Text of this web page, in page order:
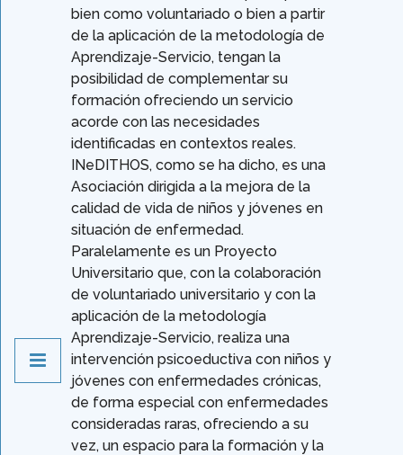
bien como voluntariado o bien a partir
de la aplicación de la metodología de
Aprendizaje-Servicio, tengan la
posibilidad de complementar su
formación ofreciendo un servicio
acorde con las necesidades
identificadas en contextos reales.
INeDITHOS, como se ha dicho, es una
Asociación dirigida a la mejora de la
calidad de vida de niños y jóvenes en
situación de enfermedad.
Paralelamente es un Proyecto
Universitario que, con la colaboración
de voluntariado universitario y con la
aplicación de la metodología
Aprendizaje-Servicio, realiza una
intervención psicoeductiva con niños y
jóvenes con enfermedades crónicas,
de forma especial con enfermedades
consideradas raras, ofreciendo a su
vez, un espacio para la formación y la